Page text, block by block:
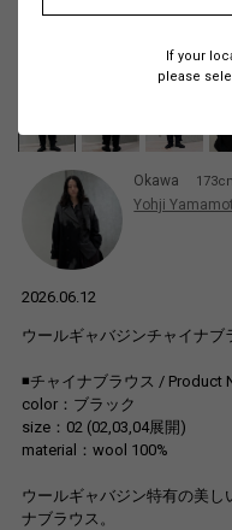
If your
please
Okawa
Yohji
2026.06.12
ウールギャバジンチャイナ
◾️チャイナブラウス / Product
color：ブラック
size：02 (02,03,04展開)
material：wool 100%
ウールギャバジン特有の美し
ナブラウス。